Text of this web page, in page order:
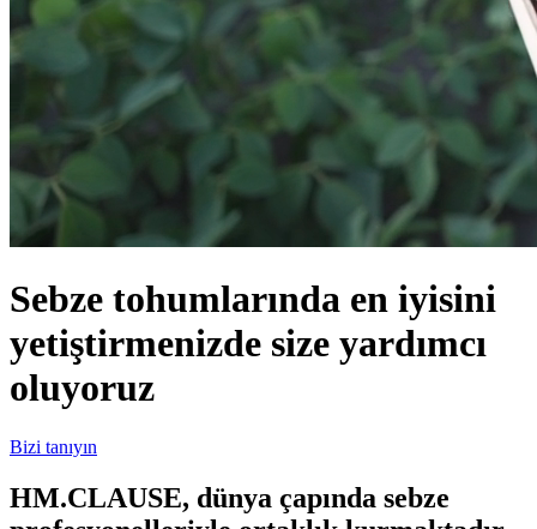
Sebze tohumlarında en iyisini
yetiştirmenizde size yardımcı
oluyoruz
Bizi tanıyın
HM.CLAUSE, dünya çapında sebze